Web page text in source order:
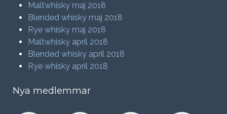
Maltwhisky maj 2018
Blended whisky maj 2018
Rye whisky maj 2018
Maltwhisky april 2018
Blended whisky april 2018
Rye whisky april 2018
Nya medlemmar